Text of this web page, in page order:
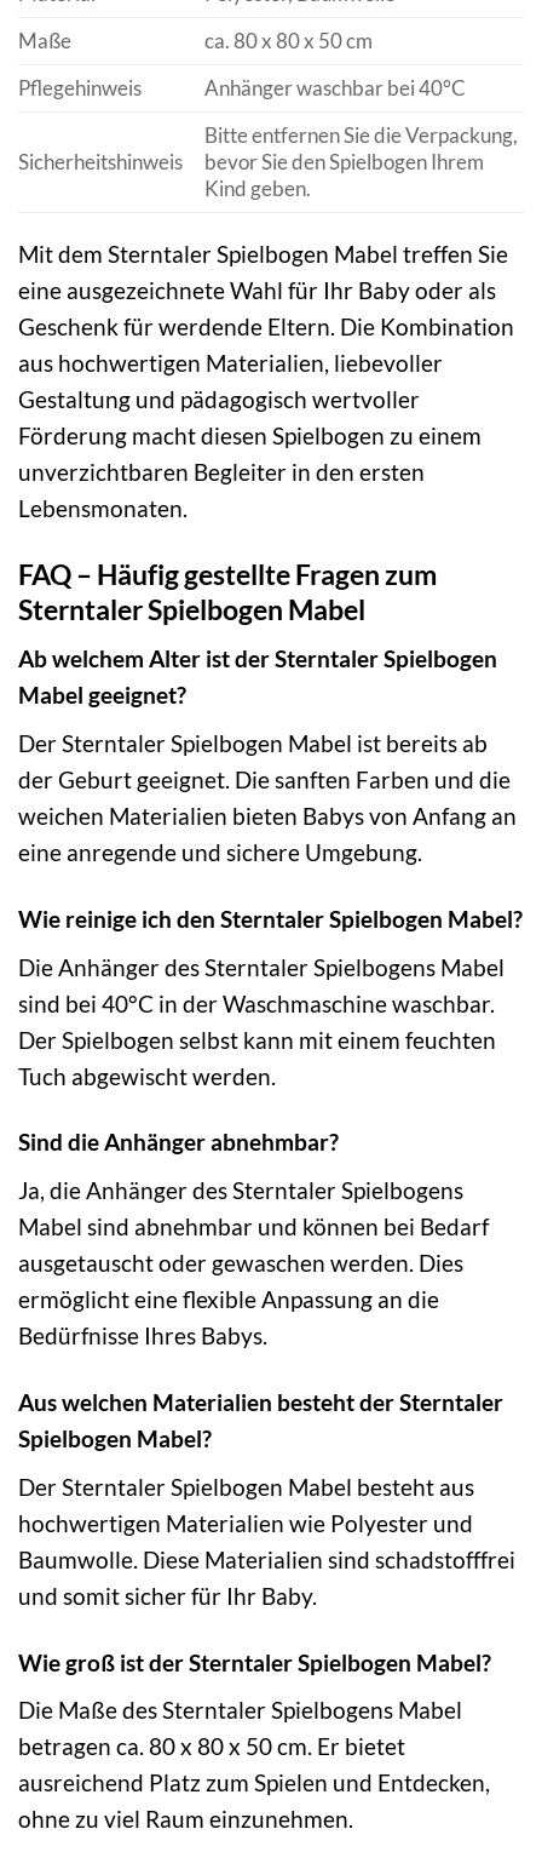
Maße
ca. 80 x 80 x 50 cm
Pflegehinweis
Anhänger waschbar bei 40°C
Sicherheitshinweis
Bitte entfernen Sie die Verpackung,
bevor Sie den Spielbogen Ihrem
Kind geben.
Mit dem Sterntaler Spielbogen Mabel treffen Sie
eine ausgezeichnete Wahl für Ihr Baby oder als
Geschenk für werdende Eltern. Die Kombination
aus hochwertigen Materialien, liebevoller
Gestaltung und pädagogisch wertvoller
Förderung macht diesen Spielbogen zu einem
unverzichtbaren Begleiter in den ersten
Lebensmonaten.
FAQ – Häufig gestellte Fragen zum
Sterntaler Spielbogen Mabel
Ab welchem Alter ist der Sterntaler Spielbogen
Mabel geeignet?
Der Sterntaler Spielbogen Mabel ist bereits ab
der Geburt geeignet. Die sanften Farben und die
weichen Materialien bieten Babys von Anfang an
eine anregende und sichere Umgebung.
Wie reinige ich den Sterntaler Spielbogen Mabel?
Die Anhänger des Sterntaler Spielbogens Mabel
sind bei 40°C in der Waschmaschine waschbar.
Der Spielbogen selbst kann mit einem feuchten
Tuch abgewischt werden.
Sind die Anhänger abnehmbar?
Ja, die Anhänger des Sterntaler Spielbogens
Mabel sind abnehmbar und können bei Bedarf
ausgetauscht oder gewaschen werden. Dies
ermöglicht eine flexible Anpassung an die
Bedürfnisse Ihres Babys.
Aus welchen Materialien besteht der Sterntaler
Spielbogen Mabel?
Der Sterntaler Spielbogen Mabel besteht aus
hochwertigen Materialien wie Polyester und
Baumwolle. Diese Materialien sind schadstofffrei
und somit sicher für Ihr Baby.
Wie groß ist der Sterntaler Spielbogen Mabel?
Die Maße des Sterntaler Spielbogens Mabel
betragen ca. 80 x 80 x 50 cm. Er bietet
ausreichend Platz zum Spielen und Entdecken,
ohne zu viel Raum einzunehmen.